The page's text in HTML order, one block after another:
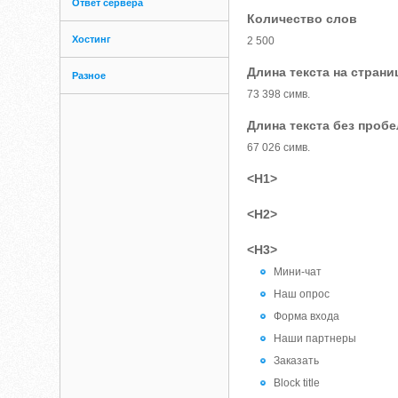
Ответ сервера
Хостинг
Разное
Количество слов
2 500
Длина текста на
73 398 симв.
Длина текста без
67 026 симв.
<H1>
<H2>
<H3>
Мини-чат
Наш опрос
Форма входа
Наши партнеры
Заказать
Block title